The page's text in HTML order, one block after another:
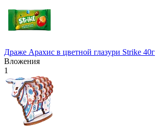
Драже Арахис в цветной глазури Strike 40г
Вложения
1